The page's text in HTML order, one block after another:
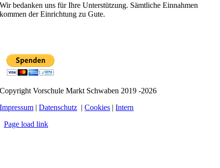
Wir bedanken uns für Ihre Unterstützung. Sämtliche Einnahmen
kommen der Einrichtung zu Gute.
Copyright Vorschule Markt Schwaben 2019 -2026
Impressum |Datenschutz |Cookies |Intern
Page load link